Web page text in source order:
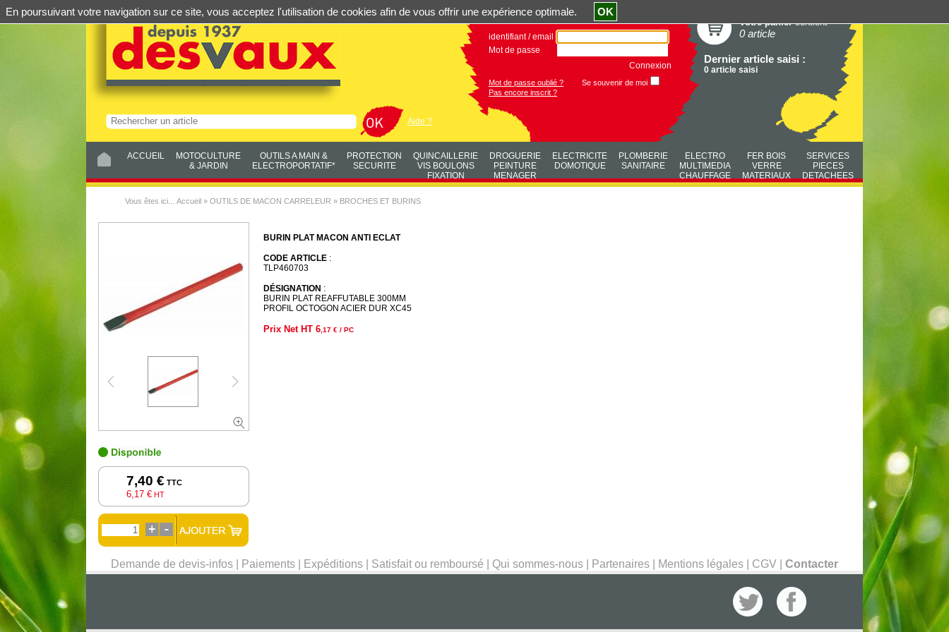
Aide ?
identifiant / email
Mot de passe
Connexion
Mot de passe oublié ?
Se souvenir de moi
Pas encore inscrit ?
Votre paniercontient
0 article
Dernier article saisi :
0 article saisi
ACCUEIL
MOTOCULTURE
& JARDIN
OUTILS A MAIN &
ELECTROPORTATIF*
PROTECTION
SECURITE
QUINCAILLERIE
VIS BOULONS
FIXATION
DROGUERIE
PEINTURE
MENAGER
ELECTRICITE
DOMOTIQUE
PLOMBERIE
SANITAIRE
ELECTRO
MULTIMEDIA
CHAUFFAGE
FER BOIS
VERRE
MATERIAUX
SERVICES
PIECES
DETACHEES
Vous êtes ici... Accueil » OUTILS DE MACON CARRELEUR » BROCHES ET BURINS
7,40 € TTC
6,17 € HT
BURIN PLAT MACON ANTI ECLAT
CODE ARTICLE :
TLP460703
DÉSIGNATION :
BURIN PLAT REAFFUTABLE 300MM
PROFIL OCTOGON ACIER DUR XC45
Prix Net HT 6 ,17 € / PC
Demande de devis-infos Paiements Expéditions Satisfait ou remboursé Qui sommes-nous Partenaires Mentions légales CGV Contacter
En poursuivant votre navigation sur ce site, vous acceptez l'utilisation de cookies afin de vous offrir une expérience optimale. OK